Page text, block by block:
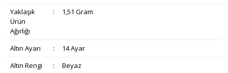
Yaklaşık
Ürün
Ağırlığı
: 1,51 Gram
Altın Ayarı :
14 Ayar
Altın Rengi
: Beyaz